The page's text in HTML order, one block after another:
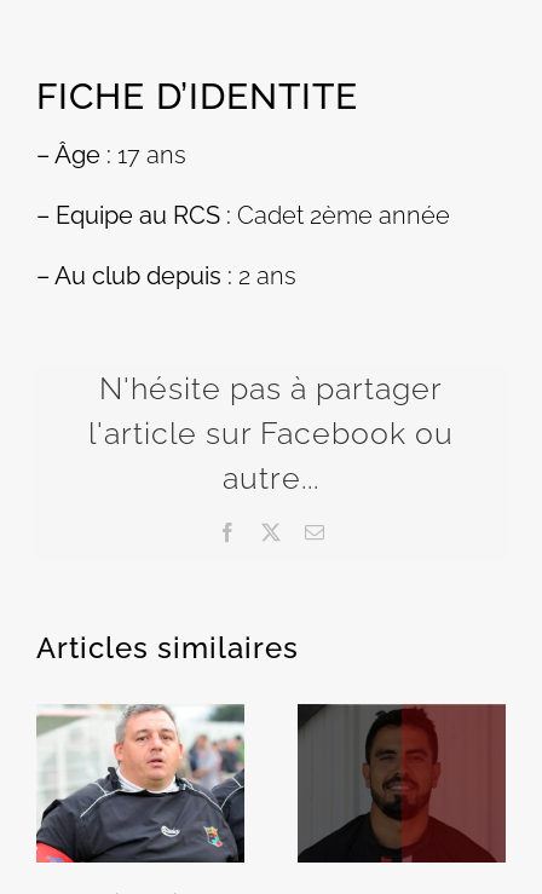
FICHE D’IDENTITE
– Âge : 17 ans
– Equipe au RCS : Cadet 2ème année
– Au club depuis : 2 ans
N'hésite pas à partager
l'article sur Facebook ou
autre...
Facebook Email
Articles similaires